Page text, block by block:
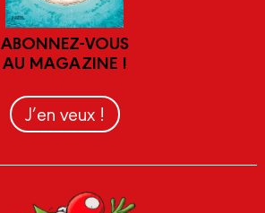
ABONNEZ-VOUS
AU MAGAZINE !
J’en veux !